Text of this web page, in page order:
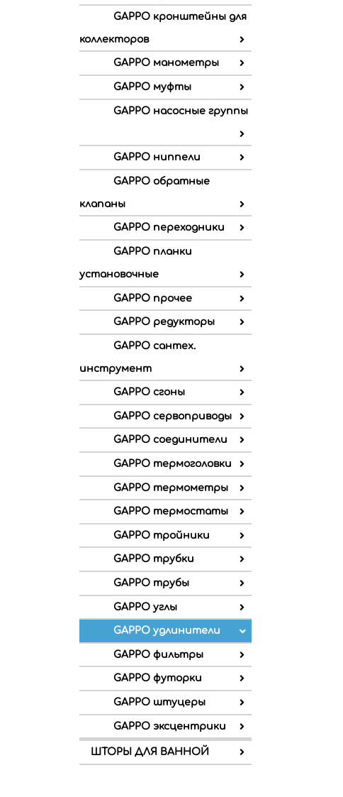
GAPPO кронштейны для
коллекторов
GAPPO манометры
GAPPO муфты
GAPPO насосные группы
GAPPO ниппели
GAPPO обратные
клапаны
GAPPO переходники
GAPPO планки
установочные
GAPPO прочее
GAPPO редукторы
GAPPO сантех.
инструмент
GAPPO сгоны
GAPPO сервоприводы
GAPPO соединители
GAPPO термоголовки
GAPPO термометры
GAPPO термостаты
GAPPO тройники
GAPPO трубки
GAPPO трубы
GAPPO углы
GAPPO удлинители
GAPPO фильтры
GAPPO футорки
GAPPO штуцеры
GAPPO эксцентрики
ШТОРЫ ДЛЯ ВАННОЙ